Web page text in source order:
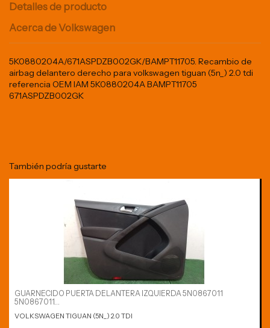
Detalles de producto
Acerca de Volkswagen
5K0880204A/671ASPDZB002GK/BAMPT11705. Recambio de
airbag delantero derecho para volkswagen tiguan (5n_) 2.0 tdi
referencia OEM IAM 5K0880204A BAMPT11705
671ASPDZB002GK
También podría gustarte
GUARNECIDO PUERTA DELANTERA IZQUIERDA 5N0867011
5N0867011...
VOLKSWAGEN TIGUAN (5N_) 2.0 TDI